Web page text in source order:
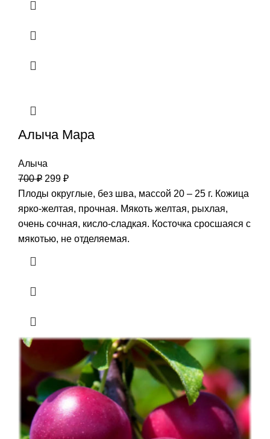
Алыча Мара
Алыча
700₽ 299 ₽
Плоды округлые, без шва, массой 20 – 25 г. Кожица
ярко-желтая, прочная. Мякоть желтая, рыхлая,
очень сочная, кисло-сладкая. Косточка сросшаяся с
мякотью, не отделяемая.